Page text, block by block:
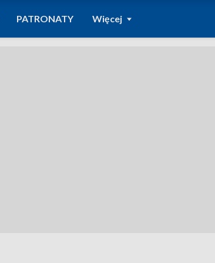
PATRONATY Więcej